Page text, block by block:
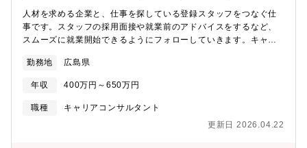
人材を求める企業と、仕事を探している登録スタッフをつなぐ仕
事です。スタッフの採用面接や就業前のアドバイスをするなど、
スムーズに就業開始できるようにフォローしていきます。キャリ
貢献していきたいと考えています。【具体的には】お客様である
企業と登録スタッフの間に立って、両者のフォローを担当してい
ただきます。両者の要望を聞きながら、最適な提案を行います。
採用面接や就業前の教育を行なうとともに、職場に馴染めるよう
っかりと理解し、安心して活躍いただけるように、フォローには
勤務地 広島県
年収 400万円～650万円
職種
キャリアコンサルタント
更新日 2026.04.22